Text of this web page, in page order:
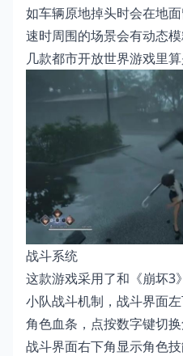
如车辆原地掉头时会在地
速时周围的场景会有动态
几款都市开放世界游戏里算
战斗系统
这款游戏采用了和《崩坏3
小队战斗机制，战斗界面
角色血条，点按数字键切换
战斗界面右下角显示角色